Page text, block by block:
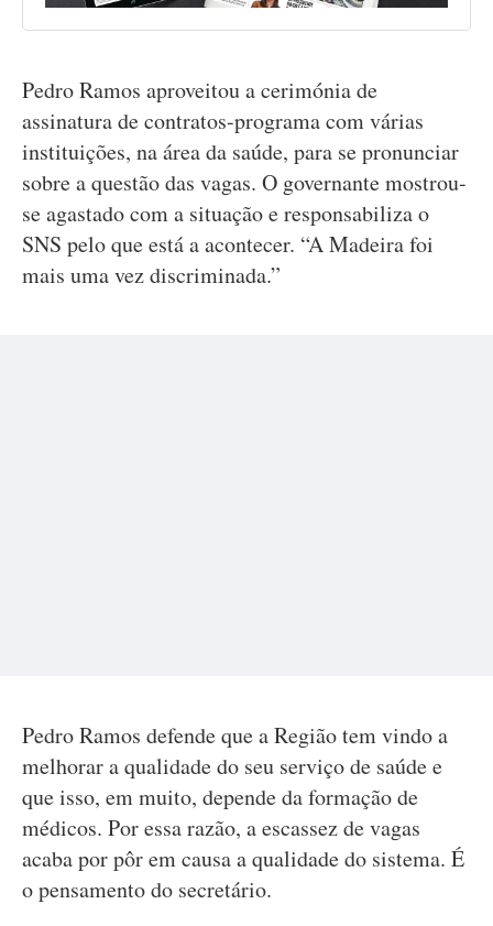
Pedro Ramos aproveitou a cerimónia de
assinatura de contratos-programa com várias
instituições, na área da saúde, para se pronunciar
sobre a questão das vagas. O governante mostrou-
se agastado com a situação e responsabiliza o
SNS pelo que está a acontecer. “A Madeira foi
mais uma vez discriminada.”
Pedro Ramos defende que a Região tem vindo a
melhorar a qualidade do seu serviço de saúde e
que isso, em muito, depende da formação de
médicos. Por essa razão, a escassez de vagas
acaba por pôr em causa a qualidade do sistema. É
o pensamento do secretário.